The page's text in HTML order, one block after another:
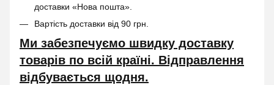
доставки «Нова пошта».
Вартість доставки від 90 грн.
Ми забезпечуємо швидку доставку
товарів по всій країні. Відправлення
відбувається щодня.